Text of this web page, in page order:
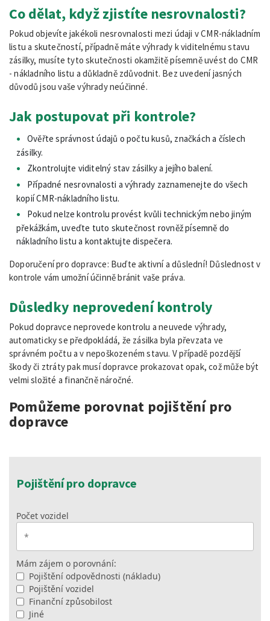
Co dělat, když zjistíte nesrovnalosti?
Pokud objevíte jakékoli nesrovnalosti mezi údaji v CMR-nákladním
listu a skutečností, případně máte výhrady k viditelnému stavu
zásilky, musíte tyto skutečnosti okamžitě písemně uvést do CMR
- nákladního listu a důkladně zdůvodnit. Bez uvedení jasných
důvodů jsou vaše výhrady neúčinné.
Jak postupovat při kontrole?
Ověřte správnost údajů o počtu kusů, značkách a číslech
zásilky.
Zkontrolujte viditelný stav zásilky a jejího balení.
Případné nesrovnalosti a výhrady zaznamenejte do všech
kopií CMR-nákladního listu.
Pokud nelze kontrolu provést kvůli technickým nebo jiným
překážkám, uveďte tuto skutečnost rovněž písemně do
nákladního listu a kontaktujte dispečera.
Doporučení pro dopravce: Buďte aktivní a důslední! Důslednost v
kontrole vám umožní účinně bránit vaše práva.
Důsledky neprovedení kontroly
Pokud dopravce neprovede kontrolu a neuvede výhrady,
automaticky se předpokládá, že zásilka byla převzata ve
správném počtu a v nepoškozeném stavu. V případě pozdější
škody či ztráty pak musí dopravce prokazovat opak, což může být
velmi složité a finančně náročné.
Pomůžeme porovnat pojištění pro
dopravce
Pojištění pro dopravce
Počet vozidel
Mám zájem o porovnání:
Pojištění odpovědnosti (nákladu)
Pojištění vozidel
Finanční způsobilost
Jiné